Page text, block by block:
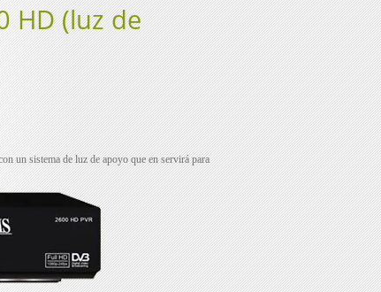
HD (luz de
un sistema de luz de apoyo que en servirá para